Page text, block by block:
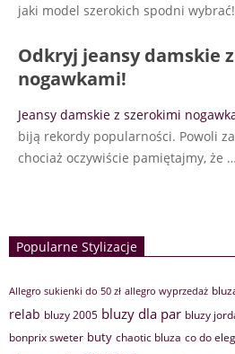
jaki model szerokich spodni wybrać!
Odkryj jeansy damskie
nogawkami!
Jeansy damskie z szerokimi
biją rekordy popularności. Powoli
chociaż oczywiście pamiętajmy, że …
Popularne Stylizacje
Allegro sukienki do 50 zł allegro wyprzedaż
relab bluzy 2005 bluzy dla par bluzy
bonprix sweter buty chaotic bluza co do